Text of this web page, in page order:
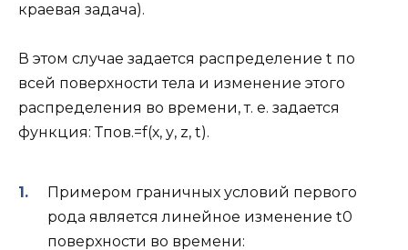
краевая задача).
В этом случае задается распределение t по
всей поверхности тела и изменение этого
распределения во времени, т. е. задается
функция: Тпов.=f(х, у, z, t).
Примером граничных условий первого
рода является линейное изменение t0
поверхности во времени: